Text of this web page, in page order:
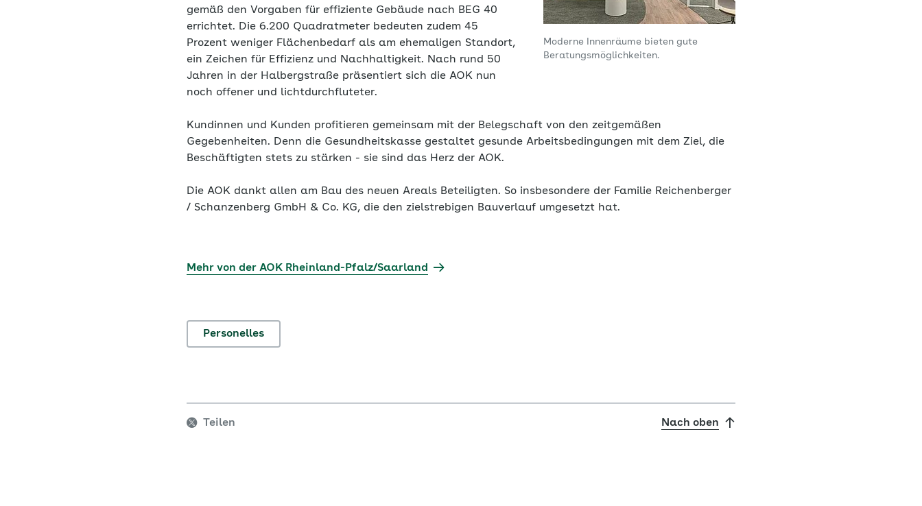
Moderne Innenräume bieten gute
Beratungsmöglichkeiten.
gemäß den Vorgaben für effiziente Gebäude nach BEG 40
errichtet. Die 6.200 Quadratmeter bedeuten zudem 45
Prozent weniger Flächenbedarf als am ehemaligen Standort,
ein Zeichen für Effizienz und Nachhaltigkeit. Nach rund 50
Jahren in der Halbergstraße präsentiert sich die AOK nun
noch offener und lichtdurchfluteter.
Kundinnen und Kunden profitieren gemeinsam mit der Belegschaft von den zeitgemäßen
Gegebenheiten. Denn die Gesundheitskasse gestaltet gesunde Arbeitsbedingungen mit dem Ziel, die
Beschäftigten stets zu stärken - sie sind das Herz der AOK.
Die AOK dankt allen am Bau des neuen Areals Beteiligten. So insbesondere der Familie Reichenberger
/ Schanzenberg GmbH & Co. KG, die den zielstrebigen Bauverlauf umgesetzt hat.
Mehr von der AOK Rheinland-Pfalz/Saarland
Personelles
Teilen Nach oben